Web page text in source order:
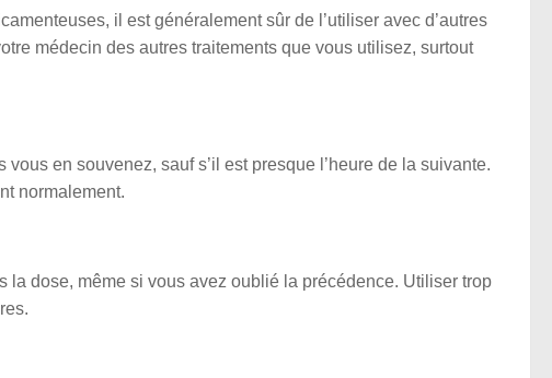
il est généralement sûr de l’utiliser avec d’autres
médecin des autres traitements que vous utilisez, surtout
en souvenez, sauf s’il est presque l’heure de la suivante.
normalement.
dose, même si vous avez oublié la précédence. Utiliser trop